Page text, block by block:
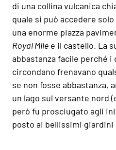
di una collina vulcanica
quale si può accedere
una enorme piazza
Royal Mile e il castello. La
abbastanza facile perché
circondano frenavano
se non fosse abbastanza,
un lago sul versante nord
però fu prosciugato agli
posto ai bellissimi giardini